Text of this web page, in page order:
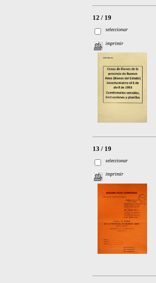
12 / 19
seleccionar
imprimir
13 / 19
seleccionar
imprimir